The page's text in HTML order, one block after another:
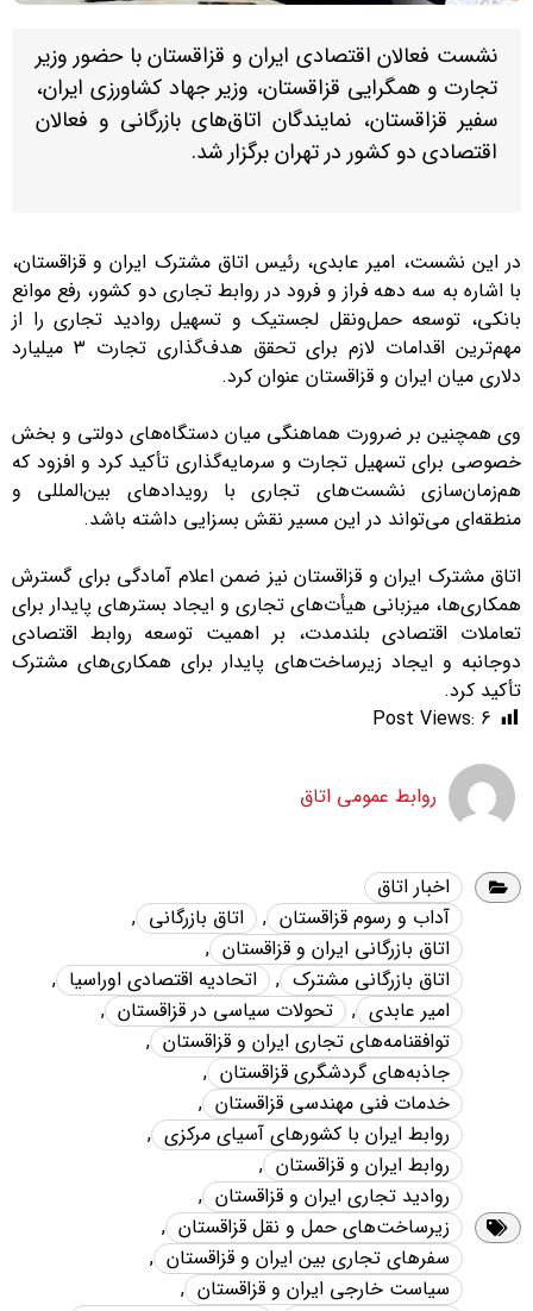
نشست فعالان اقتصادی ایران و قزاقستان با حضور وزیر
تجارت و همگرایی قزاقستان، وزیر جهاد کشاورزی ایران،
سفیر قزاقستان، نمایندگان اتاق‌های بازرگانی و فعالان
اقتصادی دو کشور در تهران برگزار شد.
در این نشست، امیر عابدی، رئیس اتاق مشترک ایران و قزاقستان،
با اشاره به سه دهه فراز و فرود در روابط تجاری دو کشور، رفع موانع
بانکی، توسعه حمل‌ونقل لجستیک و تسهیل روادید تجاری را از
مهم‌ترین اقدامات لازم برای تحقق هدف‌گذاری تجارت ۳ میلیارد
دلاری میان ایران و قزاقستان عنوان کرد.
وی همچنین بر ضرورت هماهنگی میان دستگاه‌های دولتی و بخش
خصوصی برای تسهیل تجارت و سرمایه‌گذاری تأکید کرد و افزود که
هم‌زمان‌سازی نشست‌های تجاری با رویدادهای بین‌المللی و
منطقه‌ای می‌تواند در این مسیر نقش بسزایی داشته باشد.
اتاق مشترک ایران و قزاقستان نیز ضمن اعلام آمادگی برای گسترش
همکاری‌ها، میزبانی هیأت‌های تجاری و ایجاد بسترهای پایدار برای
تعاملات اقتصادی بلندمدت، بر اهمیت توسعه روابط اقتصادی
دوجانبه و ایجاد زیرساخت‌های پایدار برای همکاری‌های مشترک
تأکید کرد.
Post Views: 6
روابط عمومی اتاق
اخبار اتاق
آداب و رسوم قزاقستان , اتاق بازرگانی ,
اتاق بازرگانی ایران و قزاقستان ,
اتاق بازرگانی مشترک , اتحادیه اقتصادی اوراسیا ,
امیر عابدی , تحولات سیاسی در قزاقستان ,
توافقنامه‌های تجاری ایران و قزاقستان ,
جاذبه‌های گردشگری قزاقستان ,
خدمات فنی مهندسی قزاقستان ,
روابط ایران با کشورهای آسیای مرکزی ,
روابط ایران و قزاقستان ,
روادید تجاری ایران و قزاقستان ,
زیرساخت‌های حمل و نقل قزاقستان ,
سفرهای تجاری بین ایران و قزاقستان ,
سیاست خارجی ایران و قزاقستان ,